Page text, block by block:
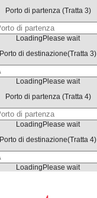
Porto di partenza (Tratta 3)
Loading Please wait
Porto di destinazione(Tratta 3)
Loading Please wait
Porto di partenza (Tratta 4)
Loading Please wait
Porto di destinazione(Tratta 4)
Loading Please wait